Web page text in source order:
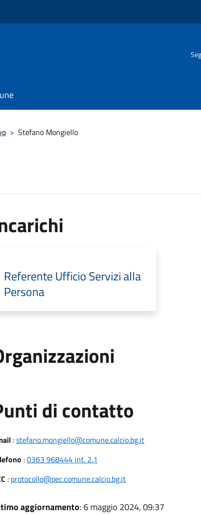
> Stefano Mongiello
Referente Ufficio Servizi alla
Persona
di contatto
:stefano.mongiello@comune.calcio.bg.it
:0363 968444 int. 2.1
: protocollo@pec.comune.calcio.bg.it
aggiornamento: 6 maggio 2024, 09:37